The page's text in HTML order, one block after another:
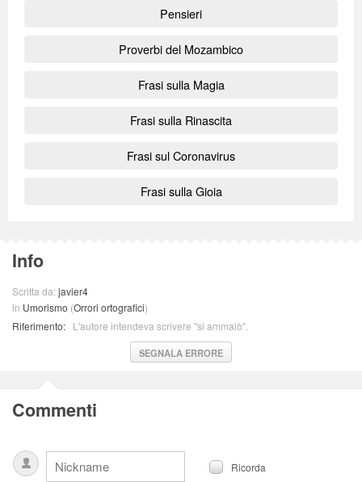
Pensieri
Proverbi del Mozambico
Frasi sulla Magia
Frasi sulla Rinascita
Frasi sul Coronavirus
Frasi sulla Gioia
Info
Scritta da:javier4
in Umorismo (Orrori ortografici)
Riferimento: L'autore intendeva scrivere "si ammalò".
SEGNALA ERRORE
Commenti
Ricorda